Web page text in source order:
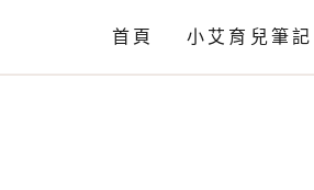
首頁 小艾育兒筆記